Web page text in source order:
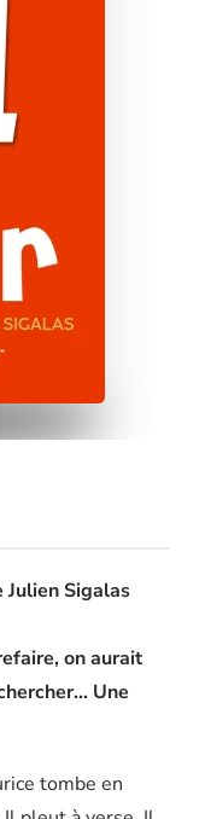
Sigalas
on aurait
Une
tombe en